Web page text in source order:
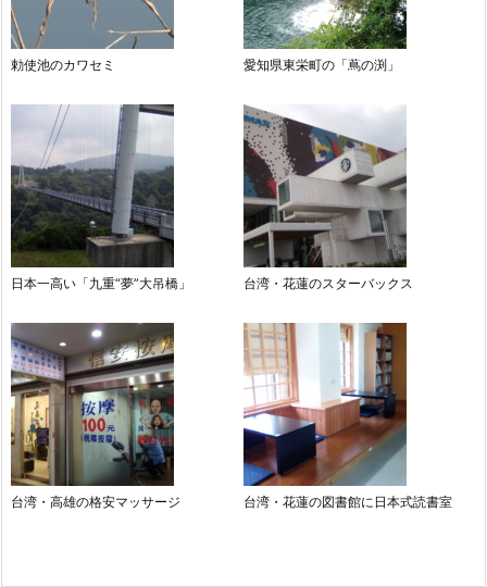
勅使池のカワセミ 愛知県東栄町の「蔦の渕」
日本一高い「九重“夢”大吊橋」 台湾・花蓮のスターバックス
台湾・高雄の格安マッサージ 台湾・花蓮の図書館に日本式読書室